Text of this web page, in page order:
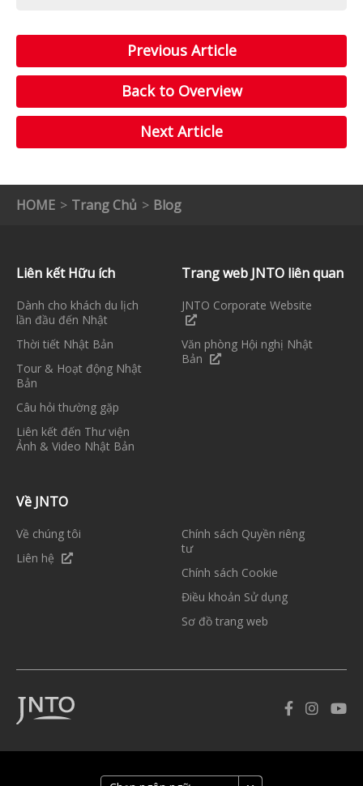
Previous Article
Back to Overview
Next Article
HOME Trang Chủ Blog
Liên kết Hữu ích
Dành cho khách du lịch
lần đầu đến Nhật
Thời tiết Nhật Bản
Tour & Hoạt động Nhật
Bản
Câu hỏi thường gặp
Liên kết đến Thư viện
Ảnh & Video Nhật Bản
Trang web JNTO liên quan
JNTO Corporate Website
Văn phòng Hội nghị Nhật
Bản
Về JNTO
Về chúng tôi
Liên hệ
Chính sách Quyền riêng
tư
Chính sách Cookie
Điều khoản Sử dụng
Sơ đồ trang web